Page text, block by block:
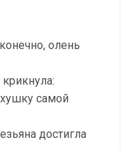
олень
самой
достигла